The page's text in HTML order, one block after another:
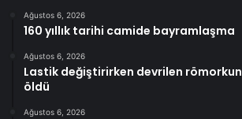
Ağustos 6, 2026
160 yıllık tarihi camide bayramlaşma
Ağustos 6, 2026
Lastik değiştirirken devrilen römorkun
öldü
Ağustos 6, 2026